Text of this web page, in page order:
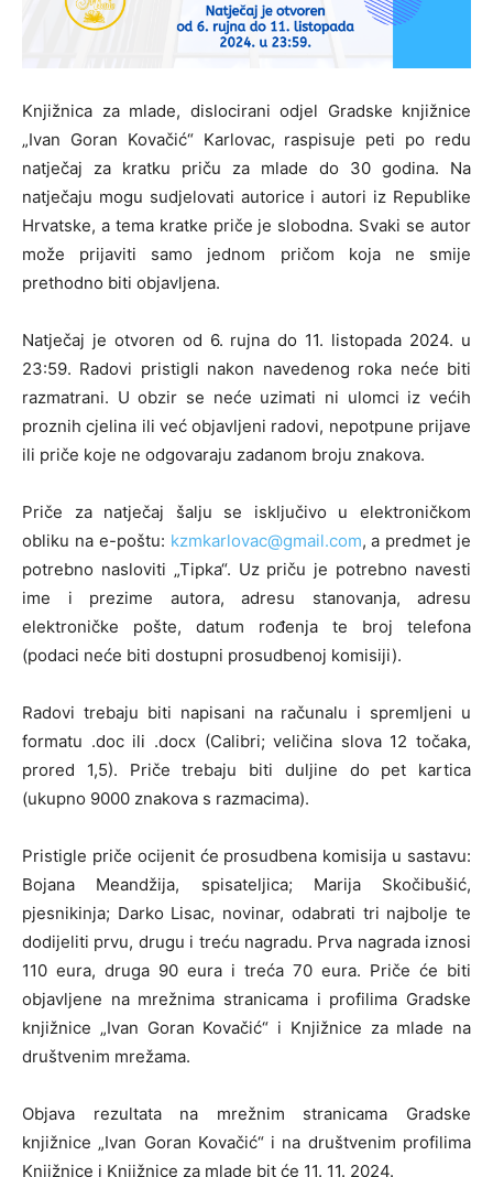
Knjižnica za mlade, dislocirani odjel Gradske knjižnice
„Ivan Goran Kovačić“ Karlovac, raspisuje peti po redu
natječaj za kratku priču za mlade do 30 godina. Na
natječaju mogu sudjelovati autorice i autori iz Republike
Hrvatske, a tema kratke priče je slobodna. Svaki se autor
može prijaviti samo jednom pričom koja ne smije
prethodno biti objavljena.
Natječaj je otvoren od 6. rujna do 11. listopada 2024. u
23:59. Radovi pristigli nakon navedenog roka neće biti
razmatrani. U obzir se neće uzimati ni ulomci iz većih
proznih cjelina ili već objavljeni radovi, nepotpune prijave
ili priče koje ne odgovaraju zadanom broju znakova.
Priče za natječaj šalju se isključivo u elektroničkom
obliku na e-poštu: kzmkarlovac@gmail.com, a predmet je
potrebno nasloviti „Tipka“. Uz priču je potrebno navesti
ime i prezime autora, adresu stanovanja, adresu
elektroničke pošte, datum rođenja te broj telefona
(podaci neće biti dostupni prosudbenoj komisiji).
Radovi trebaju biti napisani na računalu i spremljeni u
formatu .doc ili .docx (Calibri; veličina slova 12 točaka,
prored 1,5). Priče trebaju biti duljine do pet kartica
(ukupno 9000 znakova s razmacima).
Pristigle priče ocijenit će prosudbena komisija u sastavu:
Bojana Meandžija, spisateljica; Marija Skočibušić,
pjesnikinja; Darko Lisac, novinar, odabrati tri najbolje te
dodijeliti prvu, drugu i treću nagradu. Prva nagrada iznosi
110 eura, druga 90 eura i treća 70 eura. Priče će biti
objavljene na mrežnima stranicama i profilima Gradske
knjižnice „Ivan Goran Kovačić“ i Knjižnice za mlade na
društvenim mrežama.
Objava rezultata na mrežnim stranicama Gradske
knjižnice „Ivan Goran Kovačić“ i na društvenim profilima
Knjižnice i Knjižnice za mlade bit će 11. 11. 2024.